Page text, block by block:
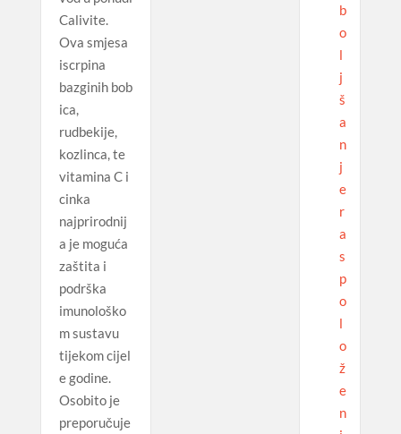
Calivite.
Ova smjesa
iscrpina
bazginih bob
ica,
rudbekije,
kozlinca, te
vitamina C i
cinka
najprirodnij
a je moguća
zaštita i
podrška
imunološko
m sustavu
tijekom cijel
e godine.
Osobito je
preporučuje
b
o
l
j
š
a
n
j
e
r
a
s
p
o
l
o
ž
e
n